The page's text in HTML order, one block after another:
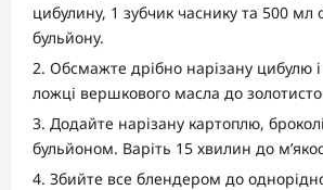
цибулину, 1 зубчик часнику та 500 мл
бульйону.
Обсмажте дрібно нарізану цибулю
ложці вершкового масла до
Додайте нарізану картоплю,
бульйоном. Варіть 15 хвилин до
Збийте все блендером до